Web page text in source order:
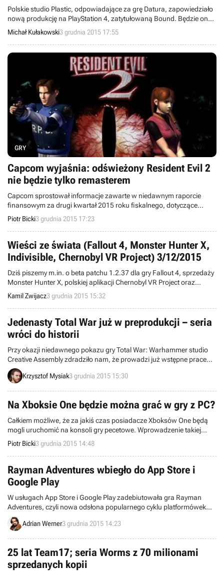
Polskie studio Plastic, odpowiadające za grę Datura, zapowiedziało
nową produkcję na PlayStation 4, zatytułowaną Bound. Będzie ona
eksperymentalną trójwymiarową platformówką z abstrakcyjnym i
intrygującym światem.
Michał Kułakowski3 grudnia 2015 17:55
GRY
Capcom wyjaśnia: odświeżony Resident Evil 2
nie będzie tylko remasterem
Capcom sprostował informacje zawarte w niedawnym raporcie
finansowym za drugi kwartał 2015 roku fiskalnego, dotyczące
odświeżonej wersji Resident Evil 2. Jeden z przedstawicieli firmy
podkreślił, że produkcja nie będzie zwykłym remasterem, a
pełnoprawnym remakiem.
Piotr Bicki3 grudnia 2015 17:23
Wieści ze świata (Fallout 4, Monster Hunter X,
Indivisible, Chernobyl VR Project) 3/12/2015
Dziś piszemy m.in. o beta patchu 1.2.37 dla gry Fallout 4, sprzedaży
Monster Hunter X, polskiej aplikacji Chernobyl VR Project oraz
udanej zbiórce pieniędzy na Indivisible. Witajcie w wieściach ze
świata – codziennej porcji krótkich wiadomości.
Kamil Zwijacz3 grudnia 2015 15:32
Jedenasty Total War już w preprodukcji – seria
wróci do historii
Przy okazji niedawnego pokazu gry Total War: Warhammer studio
Creative Assembly zdradziło nam, że prowadzi już wstępne prace
nad kolejną odsłoną swojej flagowej strategicznej serii. Jej akcja
ponownie będzie toczyła się w realiach historycznych.
Krzysztof Mysiak3 grudnia 2015 15:30
Na Xboksie One będzie można grać w gry z PC?
Całkiem możliwe, że za jakiś czas posiadacze Xboksów One będą
mogli uruchomić na konsoli gry pecetowe. Wprowadzenie takiej
funkcji rozważa Microsoft, a przynajmniej tak wynika z ankiety
rozesłanej uczestnikom programu Xbox Live Rewards.
Piotr Bicki3 grudnia 2015 14:48
Rayman Adventures wbiegło do App Store i
Google Play
W usługach App Store i Google Play zadebiutowała gra Rayman
Adventures, czyli nowa odsłona popularnego cyklu platformówek
firmy Ubisoft.
Adrian Werner3 grudnia 2015 14:23
25 lat Team17; seria Worms z 70 milionami
sprzedanych kopii